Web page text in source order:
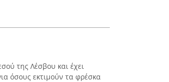
της Λέσβου και έχει
όσους εκτιμούν τα φρέσκα